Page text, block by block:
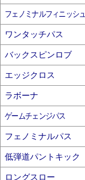
フェノミナルフィニッシュ
ワンタッチパス
バックスピンロブ
エッジクロス
ラボーナ
ゲームチェンジパス
フェノミナルパス
低弾道パントキック
ロングスロー